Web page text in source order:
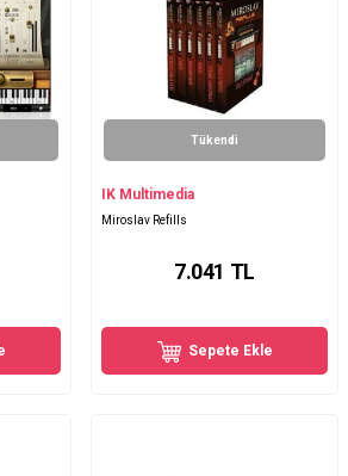
Tükendi
IK Multimedia
Miroslav Refills
7.041 TL
Sepete Ekle